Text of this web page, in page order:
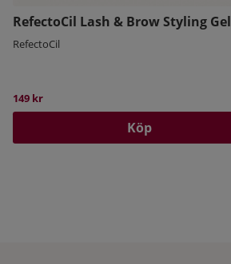
RefectoCil Lash & Brow Styling Gel
RefectoCil
149 kr
Köp